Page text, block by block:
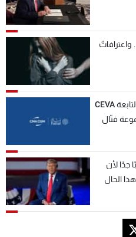
واعترافاتٌ
مجموعة CMA CGM عبر شركتها التابعة CEVA
جدًا لأن
الحال